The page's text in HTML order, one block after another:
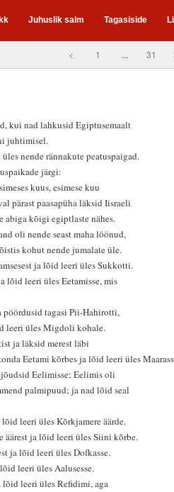
Juhuslik salm Tagasiside
< 1 ... 31
kui nad lahkusid Egiptusemaalt
juhtimisel.
nende rännakute peatuspaigad.
järgi:
kuus, esimese kuu
pärast paasapüha läksid Iisraeli
abiga kõigi egiptlaste nähes.
oli nende seast maha löönud,
kohut nende jumalate üle.
ja lõid leeri üles Sukkotti.
lõid leeri üles Eetamisse, mis
pöördusid tagasi Pii-Hahirotti,
leeri üles Migdoli kohale.
ja läksid merest läbi
Eetami kõrbes ja lõid leeri üles
Eelimisse; Eelimis oli
palmipuud; ja nad lõid seal
leeri üles Kõrkjamere äärde.
äärest ja lõid leeri üles Siini kõrbe.
ja lõid leeri üles Dofkasse.
leeri üles Aalusesse.
lõid leeri üles Refidimi, aga